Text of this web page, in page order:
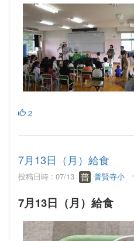
2
7月13日（月）給食
投稿日時 : 07/13 普賢寺小
7月13日（月）給食